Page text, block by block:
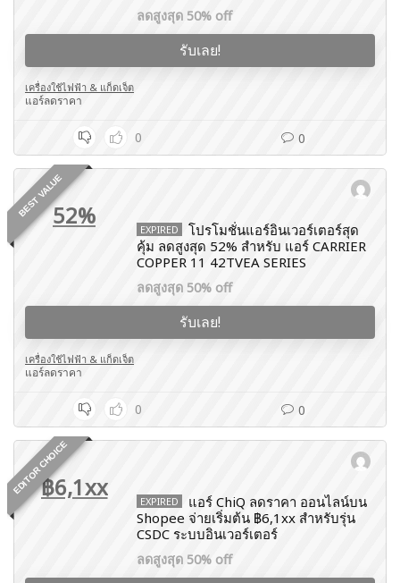
ลดสูงสุด 50% off
รับเลย!
เครื่องใช้ไฟฟ้า & แก็ดเจ็ต
แอร์ลดราคา
0 0
BEST VALUE52% EXPIRED
โปรโมชั่นแอร์อินเวอร์เตอร์สุด
คุ้ม ลดสูงสุด 52% สำหรับ แอร์ CARRIER
COPPER 11 42TVEA SERIES
ลดสูงสุด 50% off
รับเลย!
เครื่องใช้ไฟฟ้า & แก็ดเจ็ต
แอร์ลดราคา
0 0
EDITOR CHOICE฿6,1xx EXPIRED
แอร์ ChiQ ลดราคา ออนไลน์บน
Shopee จ่ายเริ่มต้น ฿6,1xx สำหรับรุ่น
CSDC ระบบอินเวอร์เตอร์
ลดสูงสุด 50% off